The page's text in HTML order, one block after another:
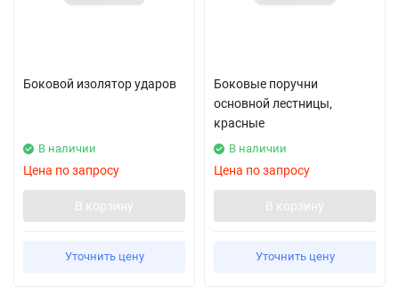
Боковой изолятор ударов
В наличии
Цена по запросу
В корзину
Уточнить цену
Боковые поручни
основной лестницы,
красные
В наличии
Цена по запросу
В корзину
Уточнить цену